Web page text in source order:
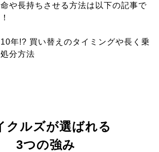
や長持ちさせる方法は以下の記事で
年!? 買い替えのタイミングや長く乗
分方法
クルズが選ばれる
3つの強み